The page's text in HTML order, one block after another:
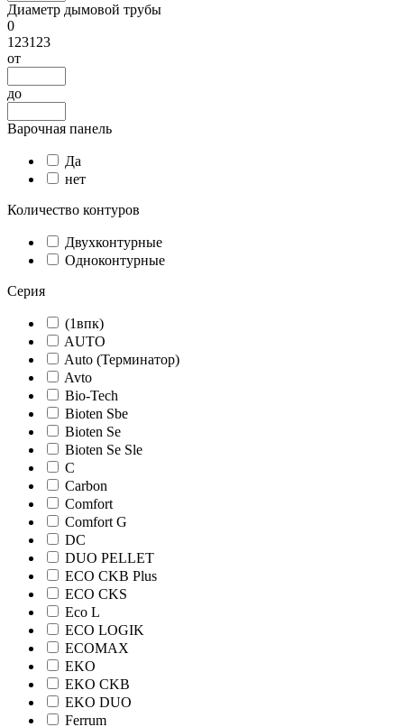
Диаметр дымовой трубы
0
123123
от
до
Варочная панель
Да
нет
Количество контуров
Двухконтурные
Одноконтурные
Серия
(1впк)
AUTO
Auto (Терминатор)
Avto
Bio-Tech
Bioten Sbe
Bioten Se
Bioten Se Sle
C
Carbon
Comfort
Comfort G
DC
DUO PELLET
ECO CKB Plus
ECO CKS
Eco L
ECO LOGIK
ECOMAX
EKO
EKO CKB
EKO DUO
Ferrum